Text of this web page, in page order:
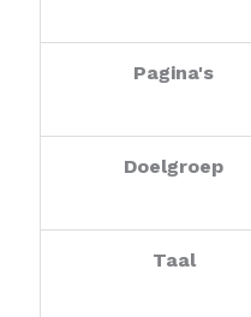
Pagina's
Doelgroep
Taal